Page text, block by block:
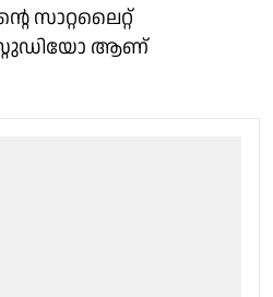
സാറ്റലൈറ്റ്
ആണ്